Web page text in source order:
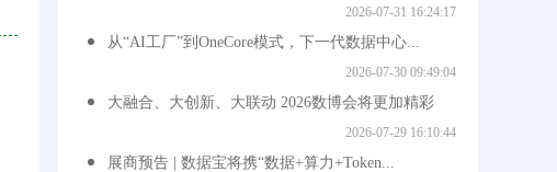
2026-07-31 16:24:17
从“AI工厂”到OneCore模式，下一代数据中心...
2026-07-30 09:49:04
大融合、大创新、大联动 2026数博会将更加精彩
2026-07-29 16:10:44
展商预告 | 数据宝将携“数据+算力+Token...